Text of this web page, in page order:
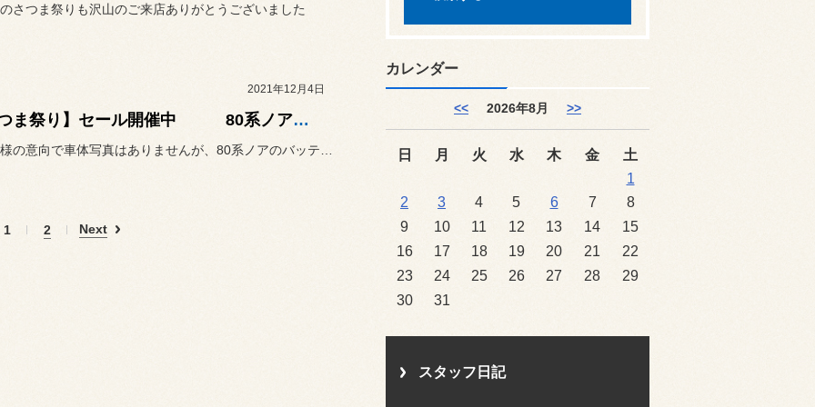
さつま祭りも沢山のご来店ありがとうございました
2021年12月4日
【さつま祭り】セール開催中 80系ノア バッテリー交換
1 2 Next
カレンダー
<< 2026年8月 >>
日 月 火 水 木 金
土
1
2
3 4 5 6 7
8
9
10 11 12 13 14
15
16
17 18 19 20 21
22
23
24 25 26 27 28
29
30
31
スタッフ日記